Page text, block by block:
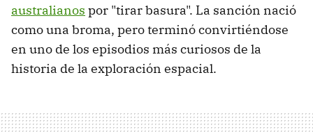
australianos por "tirar basura". La sanción nació
como una broma, pero terminó convirtiéndose
en uno de los episodios más curiosos de la
historia de la exploración espacial.